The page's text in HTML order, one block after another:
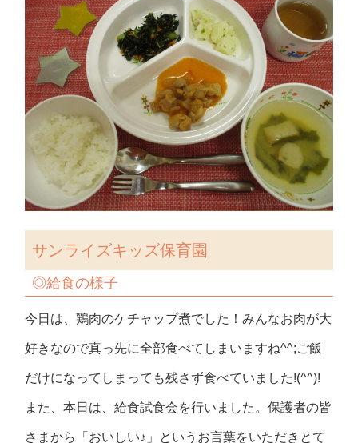
サンライズキッズ保育園
◎給食の様子
今日は、鶏肉のケチャップ煮でした！みんなお肉が大
好きなので真っ先に全部食べてしまいますね^^;ご飯
だけになってしまっても残さず食べていました!(^^)!
また、本日は、給食試食会を行いました。保護者の皆
さまから「おいしい♪」というお言葉をいただきとて